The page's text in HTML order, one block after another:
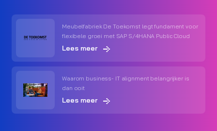
Meubelfabriek De Toekomst legt fundament voor
flexibele groei met SAP S/4HANA Public Cloud
Lees meer
Waarom business- IT alignment belangrijker is
dan ooit
Lees meer